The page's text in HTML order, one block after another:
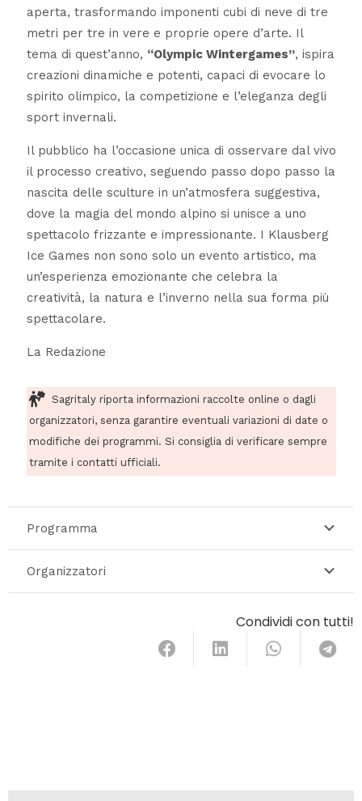
aperta, trasformando imponenti cubi di neve di tre
metri per tre in vere e proprie opere d’arte. Il
tema di quest’anno, “Olympic Wintergames”, ispira
creazioni dinamiche e potenti, capaci di evocare lo
spirito olimpico, la competizione e l’eleganza degli
sport invernali.
Il pubblico ha l’occasione unica di osservare dal vivo
il processo creativo, seguendo passo dopo passo la
nascita delle sculture in un’atmosfera suggestiva,
dove la magia del mondo alpino si unisce a uno
spettacolo frizzante e impressionante. I Klausberg
Ice Games non sono solo un evento artistico, ma
un’esperienza emozionante che celebra la
creatività, la natura e l’inverno nella sua forma più
spettacolare.
La Redazione
Sagritaly riporta informazioni raccolte online o dagli
organizzatori, senza garantire eventuali variazioni di date o
modifiche dei programmi. Si consiglia di verificare sempre
tramite i contatti ufficiali.
Programma
Organizzatori
Condividi con tutti!